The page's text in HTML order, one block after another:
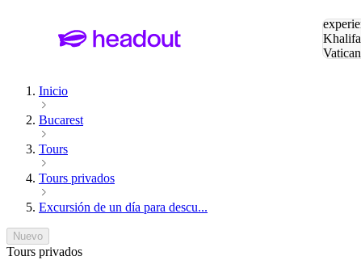
Khalifa
Inicio
Bucarest
Tours
Tours privados
Excursión de un día para descu...
Nuevo
Tours privados